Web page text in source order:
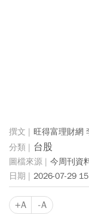
旺得富理財網
台股
今周刊資
2026-07-29
+A -A